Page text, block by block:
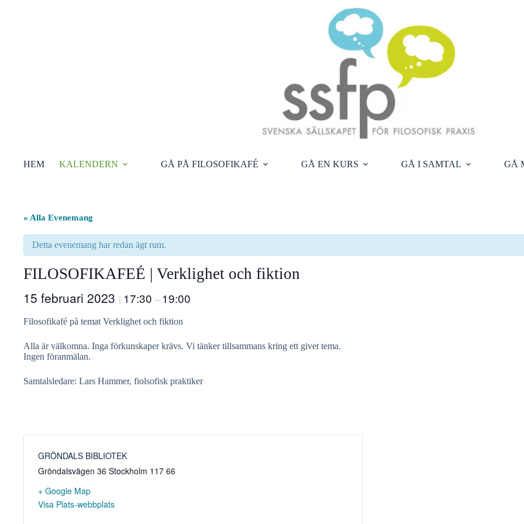
HEM KALENDERN GÅ PÅ FILOSOFIKAFÉ GÅ EN KURS GÅ I SAMTAL GÅ
« Alla Evenemang
Detta evenemang har redan ägt rum.
FILOSOFIKAFEÉ | Verklighet och fiktion
15 februari 2023 | 17:30 – 19:00
Filosofikafé på temat Verklighet och fiktion
Alla är välkomna. Inga förkunskaper krävs. Vi tänker tillsammans kring ett givet tema.
Ingen föranmälan.
Samtalsledare: Lars Hammer, fiolsofisk praktiker
GRÖNDALS BIBLIOTEK
Gröndalsvägen 36 Stockholm 117 66
+ Google Map
Visa Plats-webbplats